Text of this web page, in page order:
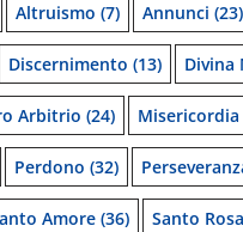
Altruismo (7) Annunci (23)
Discernimento (13) Divina
Arbitrio (24) Misericordia
Perdono (32)
Amore (36) Santo